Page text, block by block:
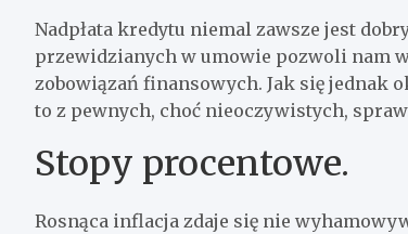
Nadpłata kredytu niemal zawsze jest
przewidzianych w umowie pozwoli nam
zobowiązań finansowych. Jak się jednak
to z pewnych, choć nieoczywistych,
Stopy procentowe.
Rosnąca inflacja zdaje się nie